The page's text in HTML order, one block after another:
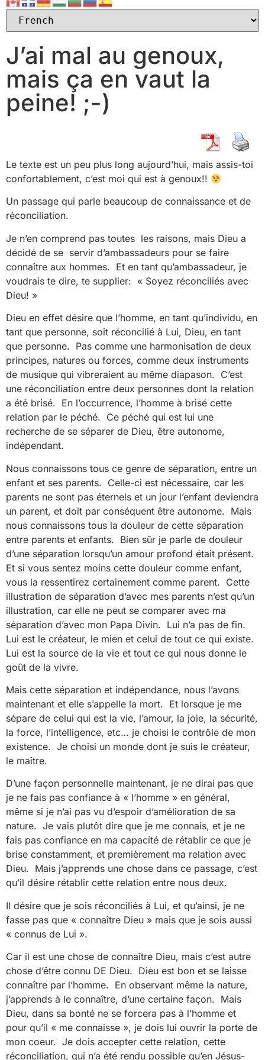
J’ai mal au genoux,
mais ça en vaut la
peine! ;-)
Le texte est un peu plus long aujourd’hui, mais assis-toi
confortablement, c’est moi qui est à genoux!!
Un passage qui parle beaucoup de connaissance et de
réconciliation.
Je n’en comprend pas toutes les raisons, mais Dieu a
décidé de se servir d’ambassadeurs pour se faire
connaître aux hommes. Et en tant qu’ambassadeur, je
voudrais te dire, te supplier: « Soyez réconciliés avec
Dieu! »
Dieu en effet désire que l’homme, en tant qu’individu, en
tant que personne, soit réconcilié à Lui, Dieu, en tant
que personne. Pas comme une harmonisation de deux
principes, natures ou forces, comme deux instruments
de musique qui vibreraient au même diapason. C’est
une réconciliation entre deux personnes dont la relation
a été brisé. En l’occurrence, l’homme à brisé cette
relation par le péché. Ce péché qui est lui une
recherche de se séparer de Dieu, être autonome,
indépendant.
Nous connaissons tous ce genre de séparation, entre un
enfant et ses parents. Celle-ci est nécessaire, car les
parents ne sont pas éternels et un jour l’enfant deviendra
un parent, et doit par conséquent être autonome. Mais
nous connaissons tous la douleur de cette séparation
entre parents et enfants. Bien sûr je parle de douleur
d’une séparation lorsqu’un amour profond était présent.
Et si vous sentez moins cette douleur comme enfant,
vous la ressentirez certainement comme parent. Cette
illustration de séparation d’avec mes parents n’est qu’un
illustration, car elle ne peut se comparer avec ma
séparation d’avec mon Papa Divin. Lui n’a pas de fin.
Lui est le créateur, le mien et celui de tout ce qui existe.
Lui est la source de la vie et tout ce qui nous donne le
goût de la vivre.
Mais cette séparation et indépendance, nous l’avons
maintenant et elle s’appelle la mort. Et lorsque je me
sépare de celui qui est la vie, l’amour, la joie, la sécurité,
la force, l’intelligence, etc… je choisi le contrôle de mon
existence. Je choisi un monde dont je suis le créateur,
le maître.
D’une façon personnelle maintenant, je ne dirai pas que
je ne fais pas confiance à « l’homme » en général,
même si je n’ai pas vu d’espoir d’amélioration de sa
nature. Je vais plutôt dire que je me connais, et je ne
fais pas confiance en ma capacité de rétablir ce que je
brise constamment, et premièrement ma relation avec
Dieu. Mais j’apprends une chose dans ce passage, c’est
qu’il désire rétablir cette relation entre nous deux.
Il désire que je sois réconciliés à Lui, et qu’ainsi, je ne
fasse pas que « connaître Dieu » mais que je sois aussi
« connus de Lui ».
Car il est une chose de connaître Dieu, mais c’est autre
chose d’être connu DE Dieu. Dieu est bon et se laisse
connaître par l’homme. En observant même la nature,
j’apprends à le connaître, d’une certaine façon. Mais
Dieu, dans sa bonté ne se forcera pas à l’homme et
pour qu’il « me connaisse », je dois lui ouvrir la porte de
mon coeur. Je dois accepter cette relation, cette
réconciliation, qui n’a été rendu possible qu’en Jésus-